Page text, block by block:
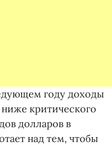
году доходы
критического
долларов в
над тем, чтобы